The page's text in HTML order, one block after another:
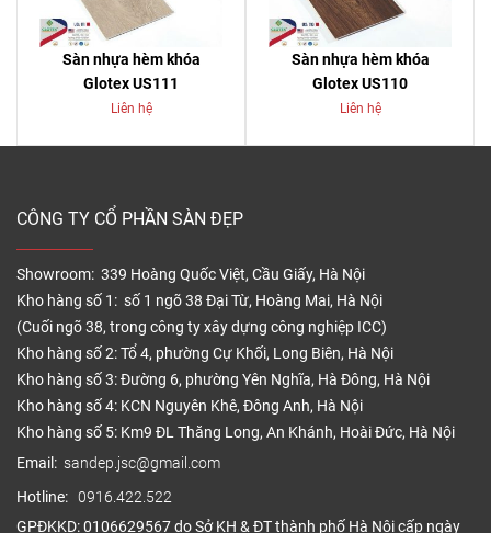
Sàn nhựa hèm khóa
Glotex US111
Liên hệ
Sàn nhựa hèm khóa
Glotex US110
Liên hệ
CÔNG TY CỔ PHẦN SÀN ĐẸP
Showroom: 339 Hoàng Quốc Việt, Cầu Giấy, Hà Nội
Kho hàng số 1: số 1 ngõ 38 Đại Từ, Hoàng Mai, Hà Nội
(Cuối ngõ 38, trong công ty xây dựng công nghiệp ICC)
Kho hàng số 2: Tổ 4, phường Cự Khối, Long Biên, Hà Nội
Kho hàng số 3: Đường 6, phường Yên Nghĩa, Hà Đông, Hà Nội
Kho hàng số 4: KCN Nguyên Khê, Đông Anh, Hà Nội
Kho hàng số 5: Km9 ĐL Thăng Long, An Khánh, Hoài Đức, Hà Nội
Email: sandep.jsc@gmail.com
Hotline: 0916.422.522
GPĐKKD: 0106629567 do Sở KH & ĐT thành phố Hà Nội cấp ngày